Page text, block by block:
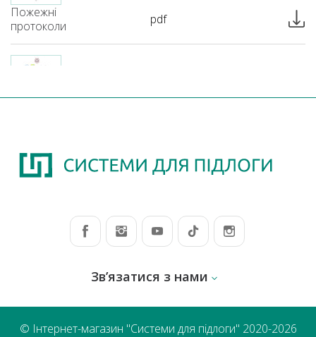
Пожежні
протоколи
pdf
Зв’язатися з нами
© Інтернет-магазин "Системи для підлоги" 2020-2026